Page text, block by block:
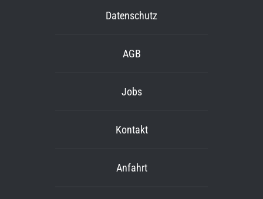
Datenschutz
AGB
Jobs
Kontakt
Anfahrt